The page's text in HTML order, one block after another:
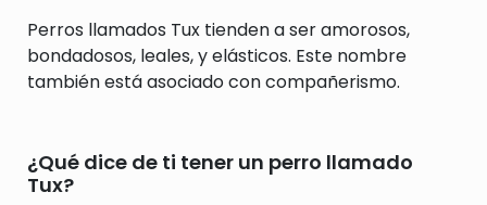
Perros llamados Tux tienden a ser amorosos,
bondadosos, leales, y elásticos. Este nombre
también está asociado con compañerismo.
¿Qué dice de ti tener un perro llamado
Tux?